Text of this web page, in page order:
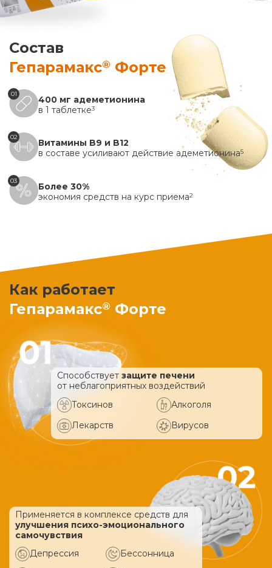
Состав
Гепарамакс® Форте
01
400 мг адеметионина
в 1 таблетке3
02
Витамины B9 и B12
в составе усиливают действие адеметионина5
03
Более 30%
экономия средств на курс приема2
Как работает
Гепарамакс® Форте
Способствует защите печени
от неблагоприятных воздействий
Токсинов
Алкоголя
Лекарств
Вирусов
Применяется в комплексе средств для
улучшения психо-эмоционального
самочувствия
Депрессия
Бессонница